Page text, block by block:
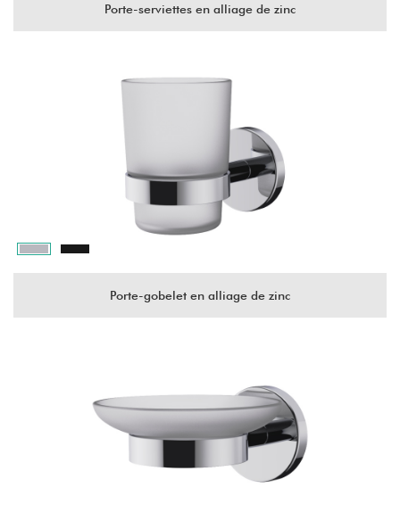
Porte-serviettes en alliage de zinc
Porte-gobelet en alliage de zinc